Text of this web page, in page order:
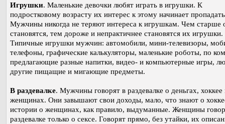
Игрушки. Маленькие девочки любят играть в игрушки. К
подростковому возрасту их интерес к этому начинает
Мужчины никогда не теряют интереса к игрушкам. Чем старше
становятся, тем дороже и непрактичнее становятся их игрушки.
Типичные игрушки мужчин: автомобили, мини-телевизоры,
телефоны, графические калькуляторы, маленькие роботы, по
предлагающие разные напитки, видео- и компьютерные игры,
другие пищащие и мигающие предметы.
В раздевалке. Мужчины говорят в раздевалке о деньгах, хоккее
женщинах. Они завышают свои доходы, мало, что знают о
истории о женщинах, как правило, выдуманные. Женщины
раздевалке только о сексе. Говорят прямо, без утайки, их